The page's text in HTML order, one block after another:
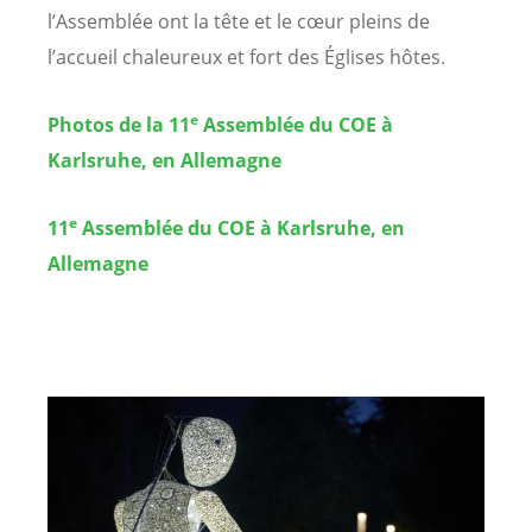
l’Assemblée ont la tête et le cœur pleins de
l’accueil chaleureux et fort des Églises hôtes.
Photos de la 11e Assemblée du COE à
Karlsruhe, en Allemagne
11e Assemblée du COE à Karlsruhe, en
Allemagne